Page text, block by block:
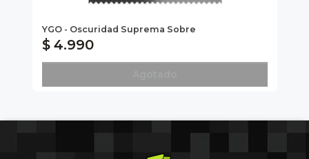
YGO - Oscuridad Suprema Sobre
$ 4.990